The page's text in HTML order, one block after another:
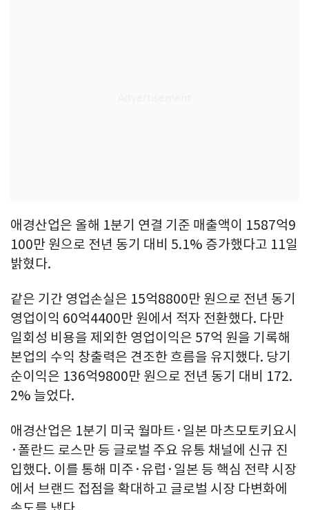
애경산업은 올해 1분기 연결 기준 매출액이 1587억9
100만 원으로 전년 동기 대비 5.1% 증가했다고 11일
밝혔다.
같은 기간 영업손실은 15억8800만 원으로 전년 동기
영업이익 60억4400만 원에서 적자 전환했다. 다만
일회성 비용을 제외한 영업이익은 57억 원을 기록해
본업의 수익 창출력은 견조한 흐름을 유지했다. 당기
순이익은 136억9800만 원으로 전년 동기 대비 172.
2% 늘었다.
애경산업은 1분기 미국 월마트·일본 마츠모토키요시
·폴란드 로스만 등 글로벌 주요 유통 채널에 신규 진
입했다. 이를 통해 미주·유럽·일본 등 핵심 전략 시장
에서 브랜드 접점을 확대하고 글로벌 시장 다변화에